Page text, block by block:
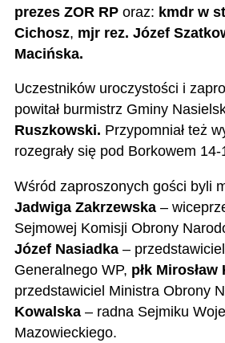
prezes ZOR RP oraz: kmdr w
Cichosz, mjr rez. Józef
Macińska.
Uczestników uroczystości i
powitał burmistrz Gminy
Ruszkowski. Przypomniał też
rozegrały się pod Borkowem
Wśród zaproszonych gości byli
Jadwiga Zakrzewska–
Sejmowej Komisji Obrony
Józef Nasiadka –
Generalnego WP, płk
przedstawiciel Ministra Obrony
Kowalska– radna Sejmiku
Mazowieckiego.